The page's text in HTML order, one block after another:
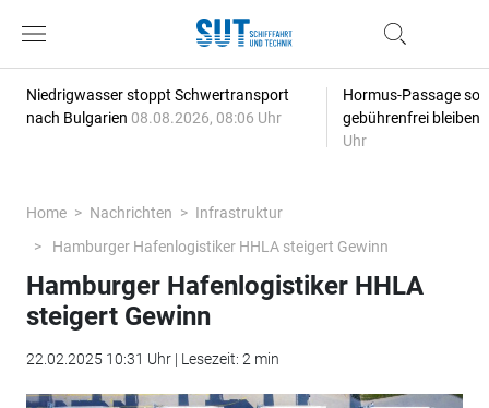
Niedrigwasser stoppt Schwertransport
nach Bulgarien 08.08.2026, 08:06 Uhr
Hormus-Passage
gebührenfrei bleiben
Uhr
Home Nachrichten
Infrastruktur
Hamburger Hafenlogistiker HHLA steigert Gewinn
Hamburger Hafenlogistiker HHLA
steigert Gewinn
22.02.2025 10:31 Uhr | Lesezeit: 2 min